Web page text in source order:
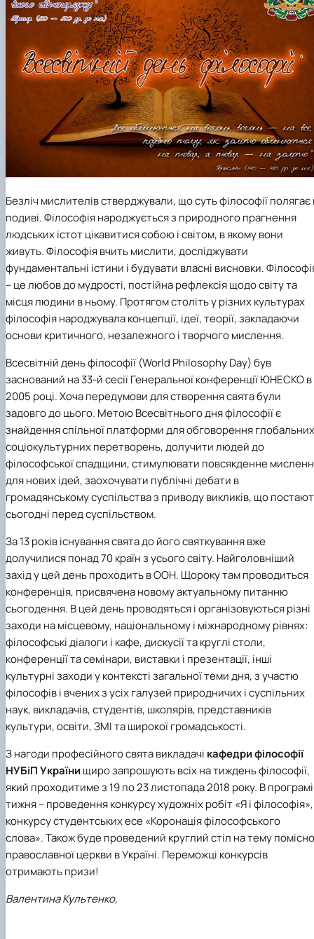
Scientific club «Філософські проблеми
міжособистісної та міжгрупової комунікаці…
Scientific club «Історія держави і права України»
Безліч мислителів стверджували, що суть філософії полягає
подиві. Філософія народжується з природного прагнення
людських істот цікавитися собою і світом, в якому вони
живуть. Філософія вчить мислити, досліджувати
фундаментальні істини і будувати власні висновки.
– це любов до мудрості, постійна рефлексія щодо світу та
місця людини в ньому. Протягом століть у різних культурах
філософія народжувала концепції, ідеї, теорії, закладаючи
основи критичного, незалежного і творчого мислення.
Всесвітній день філософії (World Philosophy Day) був
заснований на 33-й сесії Генеральної конференції ЮНЕСКО в
2005 році. Хоча передумови для створення свята були
задовго до цього. Метою Всесвітнього дня філософії є
знайдення спільної платформи для обговорення глобальних
соціокультурних перетворень, долучити людей до
філософської спадщини, стимулювати повсякденне
для нових ідей, заохочувати публічні дебати в
громадянському суспільства з приводу викликів, що
сьогодні перед суспільством.
За 13 років існування свята до його святкування вже
долучилися понад 70 країн з усього світу. Найголовніший
захід у цей день проходить в ООН. Щороку там проводиться
конференція, присвячена новому актуальному питанню
сьогодення. В цей день проводяться і організовуються різні
заходи на місцевому, національному і міжнародному рівнях:
філософські діалоги і кафе, дискусії та круглі столи,
конференції та семінари, виставки і презентації, інші
культурні заходи у контексті загальної теми дня, з участю
філософів і вчених з усіх галузей природничих і суспільних
наук, викладачів, студентів, школярів, представників
культури, освіти, ЗМІ та широкої громадськості.
З нагоди професійного свята викладачі кафедри філософії
НУБіП України щиро запрошують всіх на тиждень філософії,
який проходитиме з 19 по 23 листопада 2018 року. В програмі
тижня – проведення конкурсу художніх робіт «Я і філософія»,
конкурсу студентських есе «Коронація філософського
слова». Також буде проведений круглий стіл на тему
православної церкви в Україні. Переможці конкурсів
отримають призи!
Валентина Культенко,